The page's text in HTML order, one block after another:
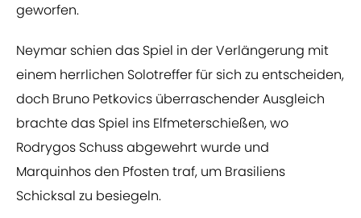
geworfen.
Neymar schien das Spiel in der Verlängerung mit
einem herrlichen Solotreffer für sich zu entscheiden,
doch Bruno Petkovics überraschender Ausgleich
brachte das Spiel ins Elfmeterschießen, wo
Rodrygos Schuss abgewehrt wurde und
Marquinhos den Pfosten traf, um Brasiliens
Schicksal zu besiegeln.